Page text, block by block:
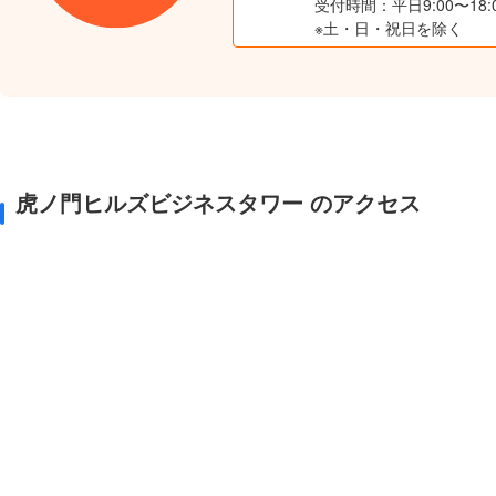
受付時間：平日9:00〜
※土・日・祝日を除く
虎ノ門ヒルズビジネスタワー のアクセス